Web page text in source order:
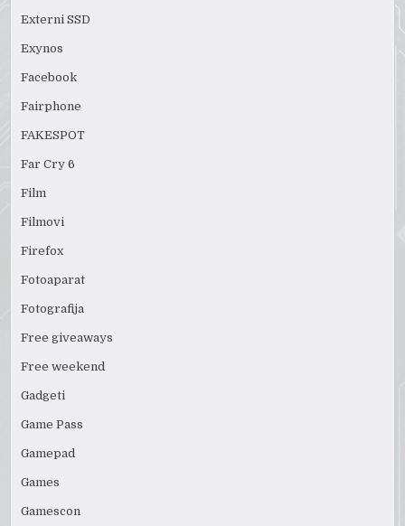
Externi SSD
Exynos
Facebook
Fairphone
FAKESPOT
Far Cry 6
Film
Filmovi
Firefox
Fotoaparat
Fotografija
Free giveaways
Free weekend
Gadgeti
Game Pass
Gamepad
Games
Gamescon